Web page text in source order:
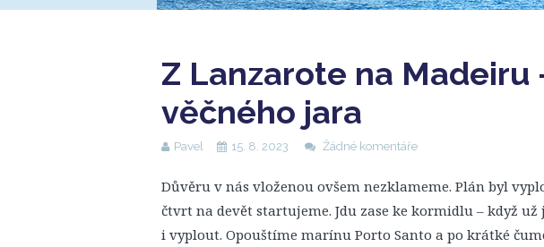
Z Lanzarote na Madeiru
věčného jara
Pavel 15. 8. 2023 Žádné komentáře
Důvěru v nás vloženou ovšem nezklameme. Plán byl
čtvrt na devět startujeme. Jdu zase ke kormidlu – když
i vyplout. Opouštíme marínu Porto Santo a po krátké